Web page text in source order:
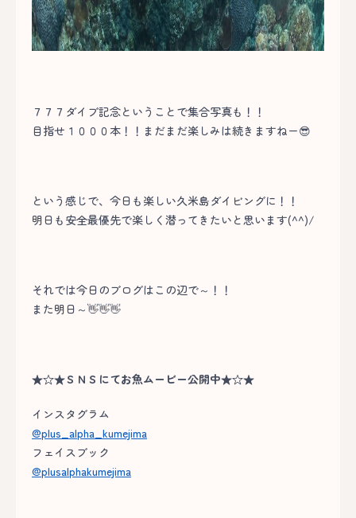
７７７ダイブ記念ということで集合写真も！！
目指せ１０００本！！まだまだ楽しみは続きますねー😎
という感じで、今日も楽しい久米島ダイビングに！！
明日も安全最優先で楽しく潜ってきたいと思います(^^)/
それでは今日のブログはこの辺で～！！
また明日～👋👋👋
★☆★ＳＮＳにてお魚ムービー公開中★☆★
インスタグラム
@plus_alpha_kumejima
フェイスブック
@plusalphakumejima